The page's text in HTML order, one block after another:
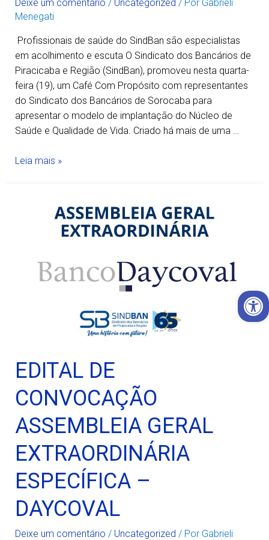
Deixe um comentário / Uncategorized / Por Gabrieli
Menegati
Profissionais de saúde do SindBan são especialistas
em acolhimento e escuta O Sindicato dos Bancários de
Piracicaba e Região (SindBan), promoveu nesta quarta-
feira (19), um Café Com Propósito com representantes
do Sindicato dos Bancários de Sorocaba para
apresentar o modelo de implantação do Núcleo de
Saúde e Qualidade de Vida. Criado há mais de uma …
Leia mais »
EDITAL DE
CONVOCAÇÃO
ASSEMBLEIA GERAL
EXTRAORDINÁRIA
ESPECÍFICA –
DAYCOVAL
Deixe um comentário / Uncategorized / Por Gabrieli